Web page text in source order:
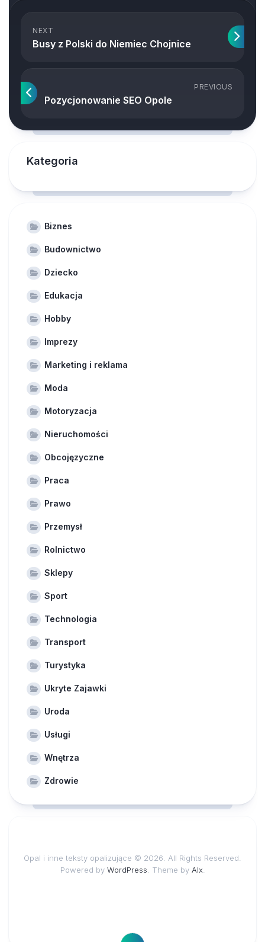
NEXT
Busy z Polski do Niemiec Chojnice
PREVIOUS
Pozycjonowanie SEO Opole
Kategoria
Biznes
Budownictwo
Dziecko
Edukacja
Hobby
Imprezy
Marketing i reklama
Moda
Motoryzacja
Nieruchomości
Obcojęzyczne
Praca
Prawo
Przemysł
Rolnictwo
Sklepy
Sport
Technologia
Transport
Turystyka
Ukryte Zajawki
Uroda
Usługi
Wnętrza
Zdrowie
Opal i inne teksty opalizujące © 2026. All Rights Reserved.
Powered by WordPress . Theme by Alx